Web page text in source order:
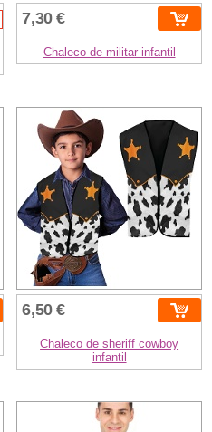
7,30 €
Chaleco de militar infantil
6,50 €
Chaleco de sheriff cowboy
infantil